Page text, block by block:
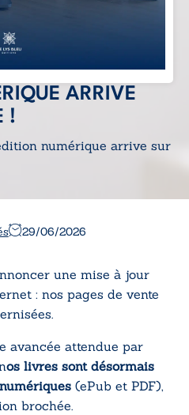
ARRIVE
!
numérique arrive sur
29/06/2026
une mise à jour
: nos pages de vente
avancée attendue par
os livres sont désormais
(ePub et PDF),
brochée.